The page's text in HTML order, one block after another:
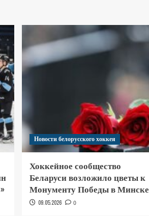
Новости белорусского хоккея
Хоккейное сообщество
Беларуси возложило цветы к
Монументу Победы в Минске
09.05.2026 0